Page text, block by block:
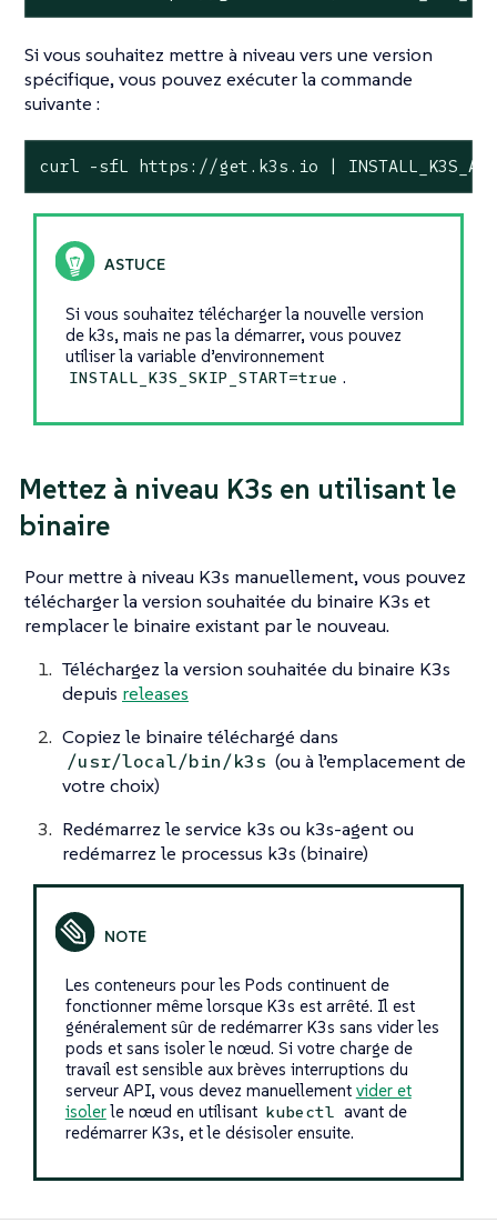
Si vous souhaitez mettre à niveau vers une version
spécifique, vous pouvez exécuter la commande
suivante :
curl -sfL https://get.k3s.io |
Si vous souhaitez télécharger la nouvelle version
de k3s, mais ne pas la démarrer, vous pouvez
utiliser la variable d’environnement
INSTALL_K3S_SKIP_START=true .
Mettez à niveau K3s en utilisant le
binaire
Pour mettre à niveau K3s manuellement, vous pouvez
télécharger la version souhaitée du binaire K3s et
remplacer le binaire existant par le nouveau.
Téléchargez la version souhaitée du binaire K3s
depuis releases
Copiez le binaire téléchargé dans
/usr/local/bin/k3s (ou à l’emplacement de
votre choix)
Redémarrez le service k3s ou k3s-agent ou
redémarrez le processus k3s (binaire)
Les conteneurs pour les Pods continuent de
fonctionner même lorsque K3s est arrêté. Il est
généralement sûr de redémarrer K3s sans vider les
pods et sans isoler le nœud. Si votre charge de
travail est sensible aux brèves interruptions du
serveur API, vous devez manuellement vider et
isolerle nœud en utilisant kubectl avant de
redémarrer K3s, et le désisoler ensuite.